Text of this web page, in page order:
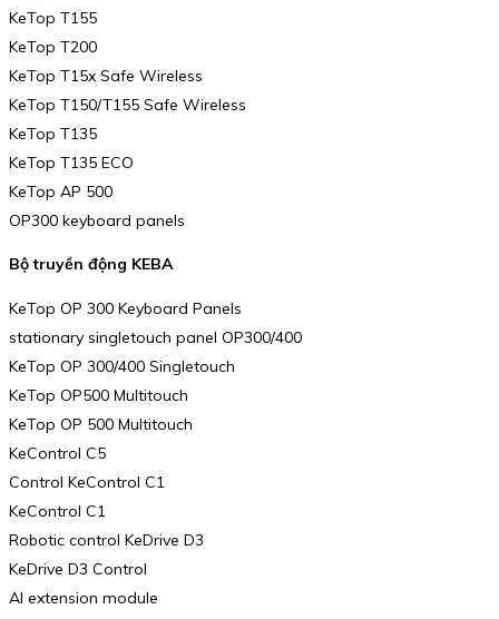
KeTop T155
KeTop T200
KeTop T15x Safe Wireless
KeTop T150/T155 Safe Wireless
KeTop T135
KeTop T135 ECO
KeTop AP 500
OP300 keyboard panels
Bộ truyền động KEBA
KeTop OP 300 Keyboard Panels
stationary singletouch panel OP300/400
KeTop OP 300/400 Singletouch
KeTop OP500 Multitouch
KeTop OP 500 Multitouch
KeControl C5
Control KeControl C1
KeControl C1
Robotic control KeDrive D3
KeDrive D3 Control
AI extension module